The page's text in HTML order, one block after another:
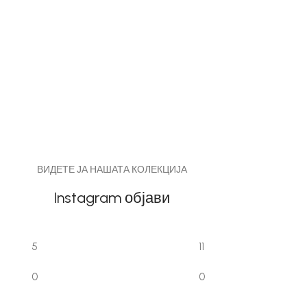
ВИДЕТЕ ЈА НАШАТА КОЛЕКЦИЈА
Instagram објави
5
0
11
0